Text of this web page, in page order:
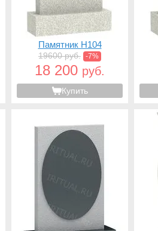
Памятник H104
19600 руб. -7%
18 200 руб.
Купить